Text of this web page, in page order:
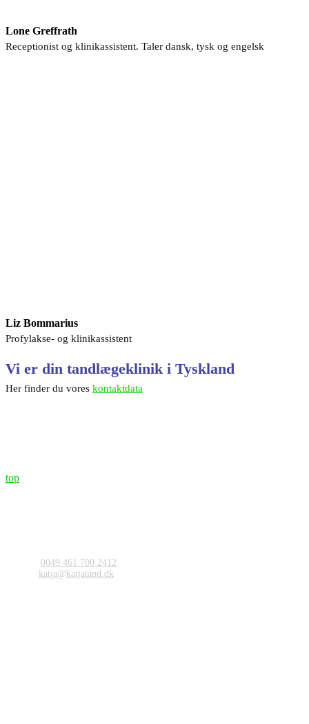
Lone Greffrath
Receptionist og klinikassistent. Taler dansk, tysk og engelsk
Liz Bommarius
Profylakse- og klinikassistent
Vi er din tandlægeklinik i Tyskland
Her finder du vores kontaktdata
top
0049 461 700 2412
katja@katjatand.dk